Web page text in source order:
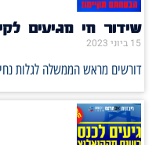
שידור חי מגיעים
15 ביוני 2023
דורשים מראש הממשלה לגלות נחישות! הערב 19:00